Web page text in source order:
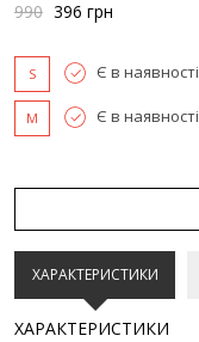
990 396 грн
S Є в наявності
M Є в наявності
ХАРАКТЕРИСТИКИ
ХАРАКТЕРИСТИКИ